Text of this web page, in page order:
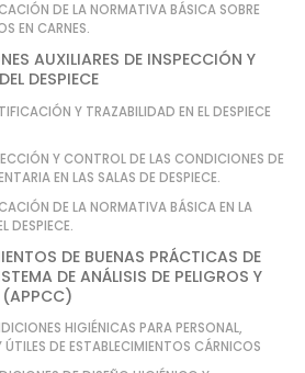
DE LA NORMATIVA BÁSICA SOBRE
EN CARNES.
AUXILIARES DE INSPECCIÓN Y
DESPIECE
Y TRAZABILIDAD EN EL DESPIECE
Y CONTROL DE LAS CONDICIONES DE
EN LAS SALAS DE DESPIECE.
DE LA NORMATIVA BÁSICA EN LA
DESPIECE.
DE BUENAS PRÁCTICAS DE
DE ANÁLISIS DE PELIGROS Y
(APPCC)
HIGIÉNICAS PARA PERSONAL,
DE ESTABLECIMIENTOS CÁRNICOS